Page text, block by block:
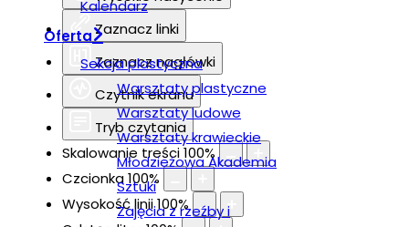
Zaznacz linki
Zaznacz nagłówki
Czytnik ekranu
Tryb czytania
Skalowanie treści100%
Czcionka100%
Wysokość linii100%
Kalendarz
Oferta
Sekcja plastyczna
Warsztaty plastyczne
Warsztaty ludowe
Warsztaty krawieckie
Młodzieżowa Akademia
Sztuki
Zajęcia z rzeźby i